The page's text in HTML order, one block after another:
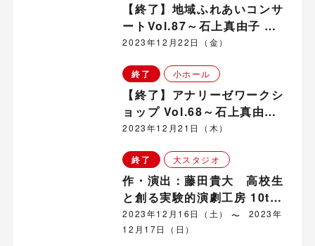
【終了】地域ふれあいコンサ
ートVol.87～石上真由子 ヴ
ァイオリン・コンサート～ in
2023年12月22日（金）
終了 小ホール
【終了】アナリーゼワークシ
ョップ Vol.68～石上真由子
（ヴァイオリン）
2023年12月21日（木）
終了 大スタジオ
作・演出：藤田貴大 高校生
と創る実験的演劇工房 10th
『chair 0』
2023年12月16日（土）
2023年
12月17日（日）